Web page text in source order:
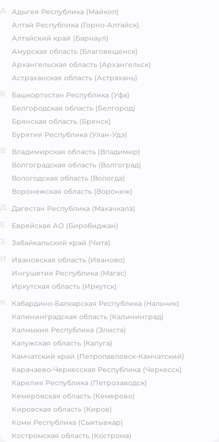
Адыгея Республика (Майкоп)
Алтай Республика (Горно-Алтайск)
Алтайский край (Барнаул)
Амурская область (Благовещенск)
Архангельская область (Архангельск)
Астраханская область (Астрахань)
Башкортостан Республика (Уфа)
Белгородская область (Белгород)
Брянская область (Брянск)
Бурятия Республика (Улан-Удэ)
Владимирская область (Владимир)
Волгоградская область (Волгоград)
Вологодская область (Вологда)
Воронежская область (Воронеж)
Дагестан Республика (Махачкала)
Еврейская АО (Биробиджан)
Забайкальский край (Чита)
Ивановская область (Иваново)
Ингушетия Республика (Магас)
Иркутская область (Иркутск)
Кабардино-Балкарская Республика (Нальчик)
Калининградская область (Калининград)
Калмыкия Республика (Элиста)
Калужская область (Калуга)
Камчатский край (Петропавловск-Камчатский)
Карачаево-Черкесская Республика (Черкесск)
Карелия Республика (Петрозаводск)
Кемеровская область (Кемерово)
Кировская область (Киров)
Коми Республика (Сыктывкар)
Костромская область (Кострома)